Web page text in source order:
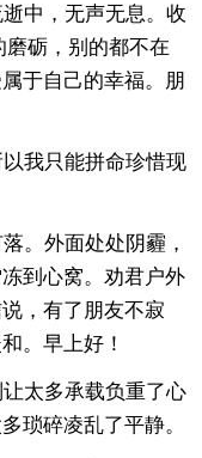
中，无声无息。收
砺，别的都不在
于自己的幸福。朋
我只能拼命珍惜现
。外面处处阴霾，
到心窝。劝君户外
，有了朋友不寂
。早上好！
太多承载负重了心
琐碎凌乱了平静。